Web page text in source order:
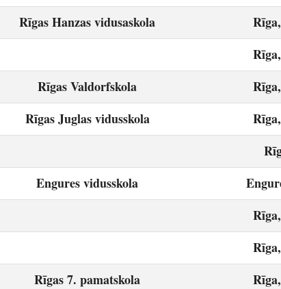
Rīgas Hanzas vidusaskola
Rīgas Valdorfskola
Rīgas Juglas vidusskola
Engures vidusskola
Rīgas 7. pamatskola